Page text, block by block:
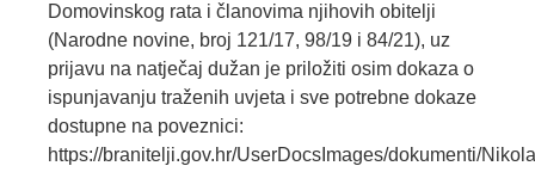
Domovinskog rata i članovima njihovih obitelji
(Narodne novine, broj 121/17, 98/19 i 84/21), uz
prijavu na natječaj dužan je priložiti osim dokaza o
ispunjavanju traženih uvjeta i sve potrebne dokaze
dostupne na poveznici:
https://branitelji.gov.hr/UserDocsImages/dokumenti/